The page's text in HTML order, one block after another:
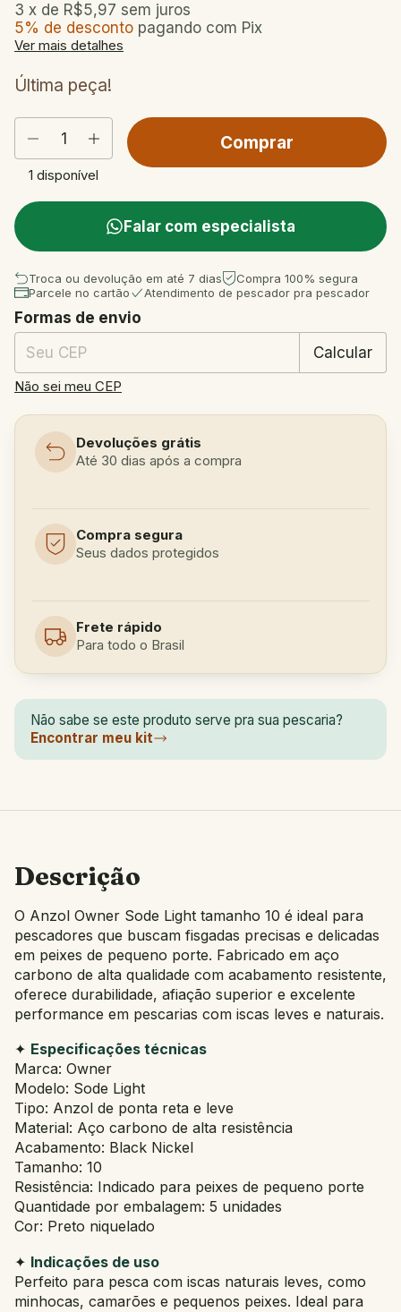
3 x de R$5,97 sem juros
5% de desconto pagando com Pix
Ver mais detalhes
Última peça!
1 disponível
Falar com especialista
Troca ou devolução em até 7 dias
Compra 100% segura
Parcele no cartão
Atendimento de pescador pra pescador
Entregas para o CEP:
Formas de envio
Calcular
Não sei meu CEP
Devoluções grátis
Até 30 dias após a compra
Compra segura
Seus dados protegidos
Frete rápido
Para todo o Brasil
Não sabe se este produto serve pra sua pescaria?
Encontrar meu kit
Descrição
O Anzol Owner Sode Light tamanho 10 é ideal para
pescadores que buscam fisgadas precisas e delicadas
em peixes de pequeno porte. Fabricado em aço
carbono de alta qualidade com acabamento resistente,
oferece durabilidade, afiação superior e excelente
performance em pescarias com iscas leves e naturais.
✦ Especificações técnicas
Marca: Owner
Modelo: Sode Light
Tipo: Anzol de ponta reta e leve
Material: Aço carbono de alta resistência
Acabamento: Black Nickel
Tamanho: 10
Resistência: Indicado para peixes de pequeno porte
Quantidade por embalagem: 5 unidades
Cor: Preto niquelado
✦ Indicações de uso
Perfeito para pesca com iscas naturais leves, como
minhocas, camarões e pequenos peixes. Ideal para